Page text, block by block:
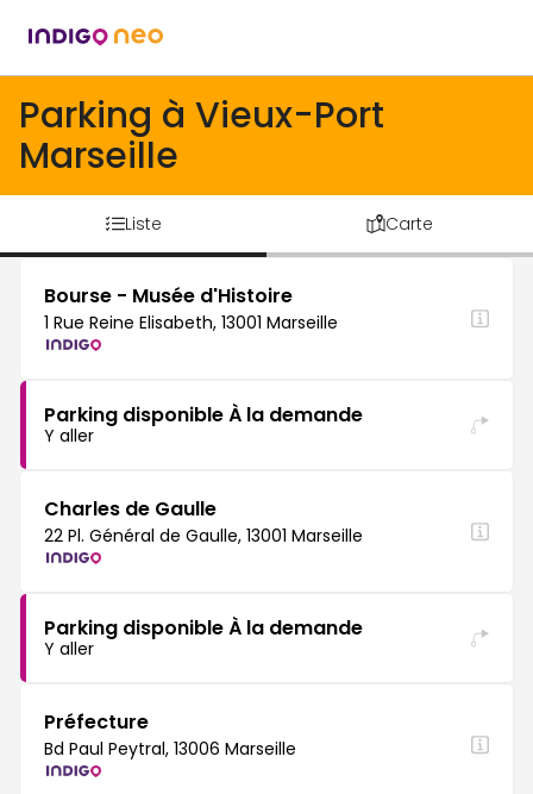
Parking à Vieux-Port
Marseille
Liste Carte
Bourse - Musée d'Histoire
1 Rue Reine Elisabeth, 13001 Marseille
Parking disponible À la demande
Y aller
Charles de Gaulle
22 Pl. Général de Gaulle, 13001 Marseille
Parking disponible À la demande
Y aller
Préfecture
Bd Paul Peytral, 13006 Marseille